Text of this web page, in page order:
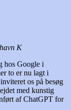
K
hos Google i
to er nu lagt i
os på besøg
med kunstig
af ChatGPT for